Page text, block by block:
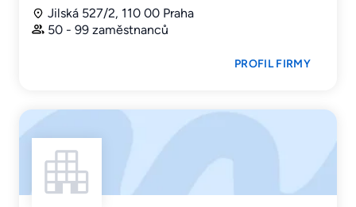
Jilská 527/2, 110 00 Praha
50 - 99 zaměstnanců
PROFIL FIRMY